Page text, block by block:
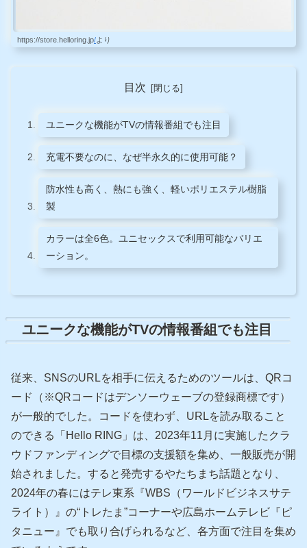
https://store.helloring.jp/より
目次
ユニークな機能がTVの情報番組でも注目
充電不要なのに、なぜ半永久的に使用可能？
防水性も高く、熱にも強く、軽いポリエステル樹脂
製
カラーは全6色。ユニセックスで利用可能なバリエ
ーション。
ユニークな機能がTVの情報番組でも注目
従来、SNSのURLを相手に伝えるためのツールは、QRコ
ード（※QRコードはデンソーウェーブの登録商標です）
が一般的でした。コードを使わず、URLを読み取ること
のできる「Hello RING」は、2023年11月に実施したクラ
ウドファンディングで目標の支援額を集め、一般販売が開
始されました。すると発売するやたちまち話題となり、
2024年の春にはテレ東系『WBS（ワールドビジネスサテ
ライト）』の“トレたま”コーナーや広島ホームテレビ『ピ
タニュー』でも取り合げられるなど、各方面で注目を集め